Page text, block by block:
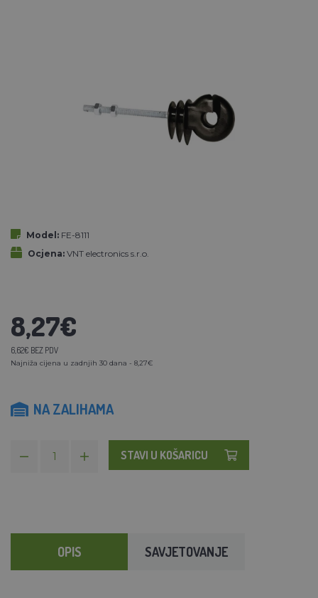
Model: FE-8111
Ocjena: VNT electronics s.r.o.
8,27€
6,62€ BEZ PDV
Najniža cijena u zadnjih 30 dana - 8,27€
NA ZALIHAMA
STAVI U KOŠARICU
OPIS SAVJETOVANJE